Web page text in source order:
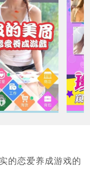
的恋爱养成游戏的